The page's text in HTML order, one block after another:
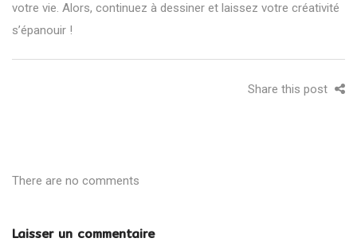
votre vie. Alors, continuez à dessiner et laissez votre créativité
s’épanouir !
Share this post
There are no comments
Laisser un commentaire